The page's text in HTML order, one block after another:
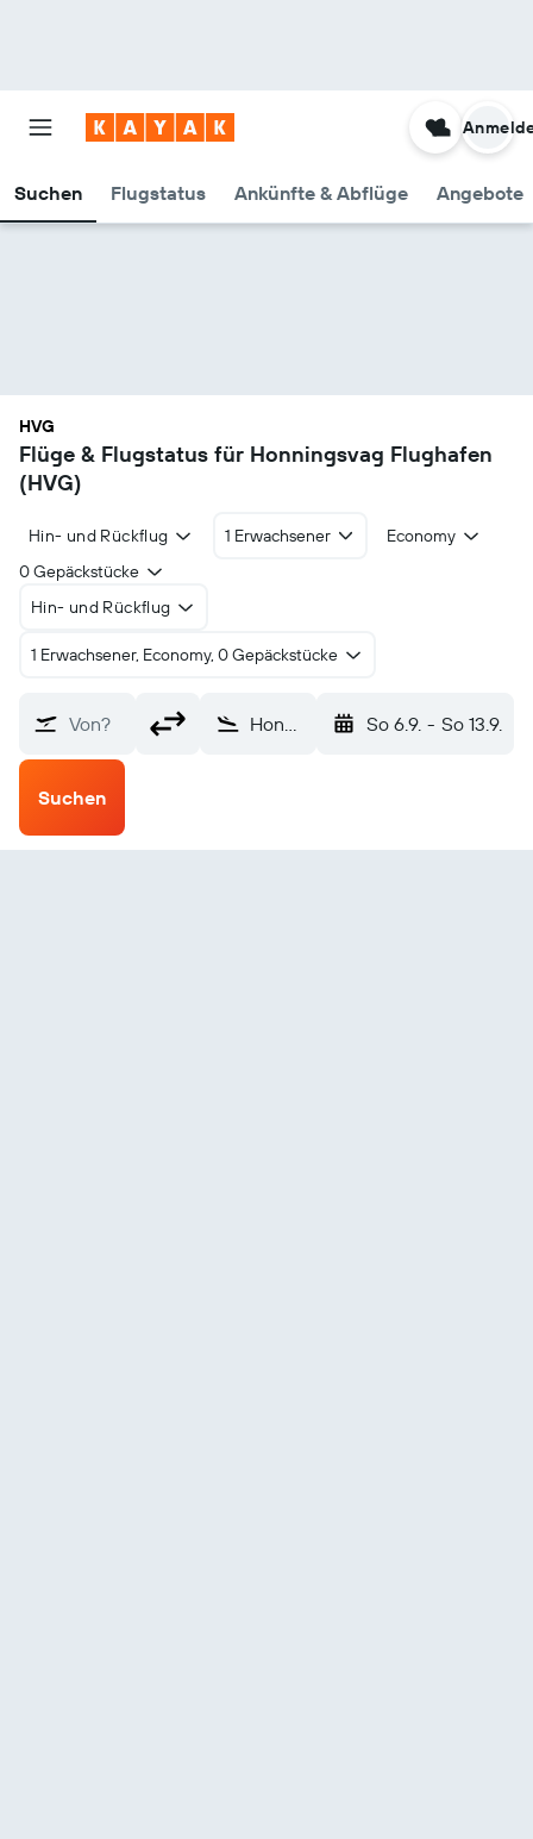
Suchen Flugstatus Ankünfte & Abflüge Angebote
HVG
Flüge & Flugstatus für Honningsvag Flughafen
(HVG)
Hin- und Rückflug 1 Erwachsener
Economy
0 Gepäckstücke
Hin- und Rückflug
1 Erwachsener, Economy, 0 Gepäckstücke
Von? Honningsvag (HVG) So 6.9. - So 13.9.
Suchen